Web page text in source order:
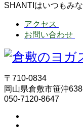
SHANTIはいつもみ
アクセス
お問い合わせ
〒710-0834
岡山県倉敷市笹沖
050-7120-8647